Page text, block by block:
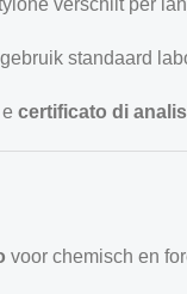
standaard
e certificato di
voor chemisch en